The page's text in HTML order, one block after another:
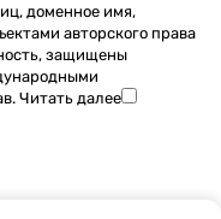
доменное имя,
авторского права
защищены
Читать далее